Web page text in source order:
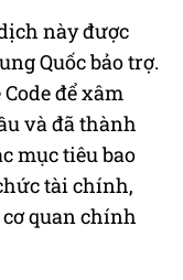
này được
Quốc bảo trợ.
để xâm
và đã thành
mục tiêu bao
tài chính,
quan chính